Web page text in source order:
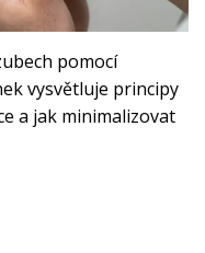
pomocí
vysvětluje principy
a jak minimalizovat